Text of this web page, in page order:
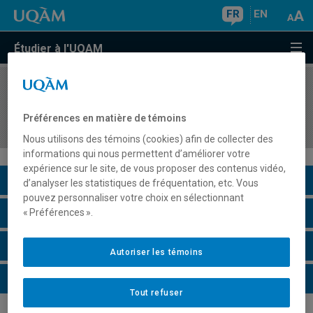
FR EN
Étudier à l'UQAM
COURS//
comportementale
Description du cours
Horaire - Été 2026
Horaire - Automne 2026
Horaire - Hiver 2027
Préférences en matière de témoins
Nous utilisons des témoins (cookies) afin de collecter des
informations qui nous permettent d’améliorer votre
expérience sur le site, de vous proposer des contenus vidéo,
d’analyser les statistiques de fréquentation, etc. Vous
pouvez personnaliser votre choix en sélectionnant
« Préférences ».
Tout refuser
Autoriser les témoins